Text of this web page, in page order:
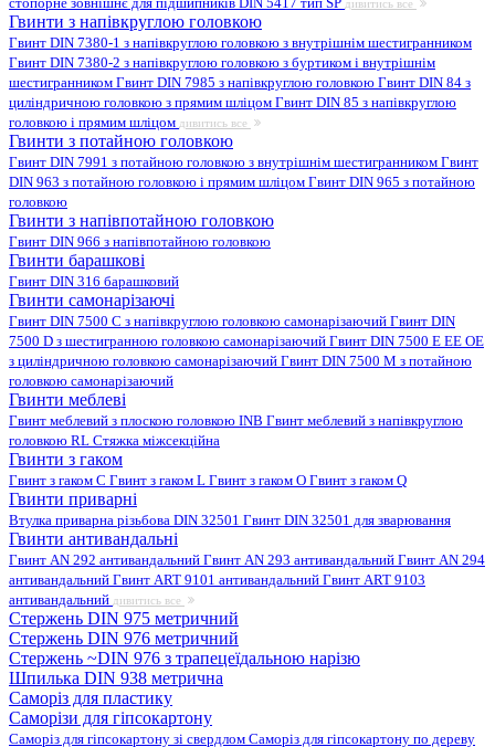
дивитись все
Гвинти з напівкруглою головкою
Гвинт DIN 7380-1 з напівкруглою головкою з внутрішнім шестигранником
Гвинт DIN 7380-2 з напівкруглою головкою з буртиком і внутрішнім
шестигранником Гвинт DIN 7985 з напівкруглою головкою Гвинт DIN 84 з
циліндричною головкою з прямим шліцом Гвинт DIN 85 з напівкруглою
головкою і прямим шліцом дивитись все
Гвинти з потайною головкою
Гвинт DIN 7991 з потайною головкою з внутрішнім шестигранником Гвинт
DIN 963 з потайною головкою і прямим шліцом Гвинт DIN 965 з потайною
головкою
Гвинти з напівпотайною головкою
Гвинт DIN 966 з напівпотайною головкою
Гвинти барашкові
Гвинт DIN 316 барашковий
Гвинти самонарізаючі
Гвинт DIN 7500 C з напівкруглою головкою самонарізаючий Гвинт DIN
7500 D з шестигранною головкою самонарізаючий Гвинт DIN 7500 E EE OE
з циліндричною головкою самонарізаючий Гвинт DIN 7500 M з потайною
головкою самонарізаючий
Гвинти меблеві
Гвинт меблевий з плоскою головкою INB Гвинт меблевий з напівкруглою
головкою RL Стяжка міжсекційна
Гвинти з гаком
Гвинт з гаком C Гвинт з гаком L Гвинт з гаком O Гвинт з гаком Q
Гвинти приварні
Втулка приварна різьбова DIN 32501 Гвинт DIN 32501 для зварювання
Гвинти антивандальні
Гвинт AN 292 антивандальний Гвинт AN 293 антивандальний Гвинт AN 294
антивандальний Гвинт ART 9101 антивандальний Гвинт ART 9103
антивандальний дивитись все
Стержень DIN 975 метричний
Стержень DIN 976 метричний
Стержень ~DIN 976 з трапецеїдальною нарізю
Шпилька DIN 938 метрична
Саморіз для пластику
Саморізи для гіпсокартону
Саморіз для гіпсокартону зі свердлом Саморіз для гіпсокартону по дереву